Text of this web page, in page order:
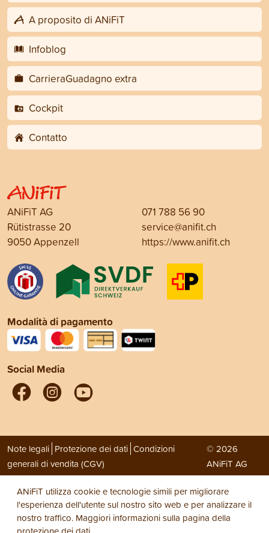
A proposito di ANiFiT
Infoblog
CarrieraGuadagno extra
Cockpit
Contatto
ANiFiT AG
Rütistrasse 20
9050 Appenzell
071 788 56 90
service@anifit.ch
https://www.anifit.ch
Modalità di pagamento
Social Media
Note legali Protezione dei dati Condizioni
generali di vendita (CGV)
© 2026
ANiFiT AG
ANiFiT utilizza cookie e tecnologie simili per migliorare
l'esperienza dell'utente sul nostro sito web e per analizzare il
nostro traffico. Maggiori informazioni sulla pagina della